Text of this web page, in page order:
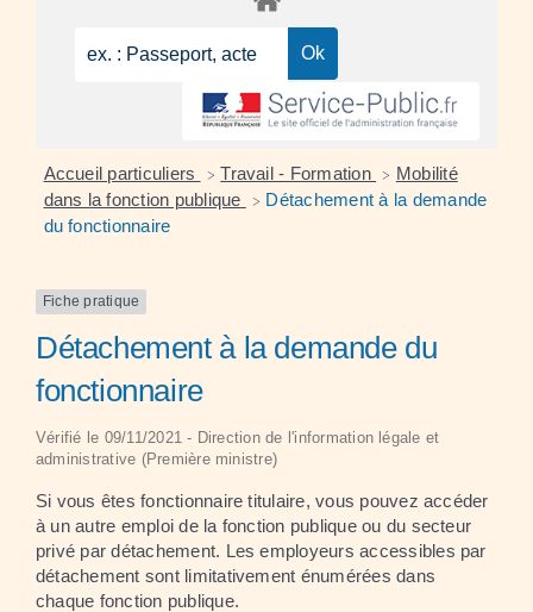
Accueil particuliers > Travail - Formation > Mobilité
dans la fonction publique
> Détachement à la demande
du fonctionnaire
Fiche pratique
Détachement à la demande du
fonctionnaire
Vérifié le 09/11/2021 - Direction de l'information légale et
administrative (Première ministre)
Si vous êtes fonctionnaire titulaire, vous pouvez accéder
à un autre emploi de la fonction publique ou du secteur
privé par détachement. Les employeurs accessibles par
détachement sont limitativement énumérées dans
chaque fonction publique.